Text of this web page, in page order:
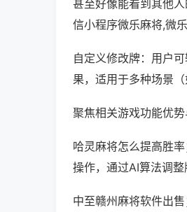
甚至好像能看到其他
信小程序微乐麻将,微
自定义修改牌：用户
果，适用于多种场景
聚焦相关游戏功能优势
哈灵麻将怎么提高胜
操作，通过AI算法调整
中至赣州麻将软件出售